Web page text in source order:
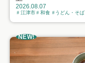
2026.08.07
江津市 和食 うどん・そば
NEW!